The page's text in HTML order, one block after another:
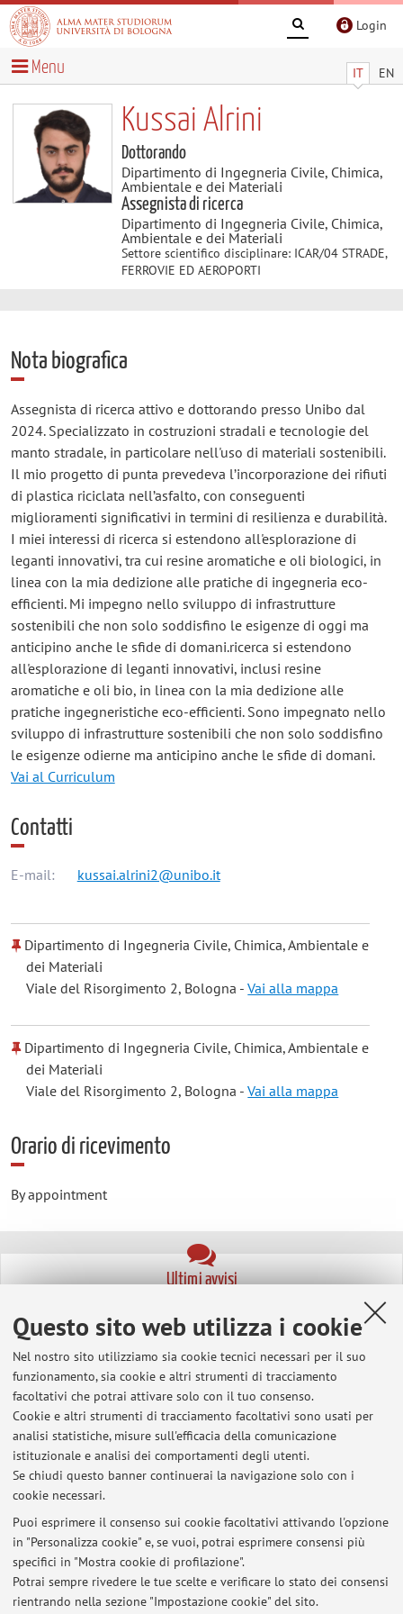
Questo sito web utilizza i cookie
Nel nostro sito utilizziamo sia cookie tecnici necessari per il suo
funzionamento, sia cookie e altri strumenti di tracciamento
facoltativi che potrai attivare solo con il tuo consenso.
Cookie e altri strumenti di tracciamento facoltativi sono usati per
analisi statistiche, misure sull'efficacia della comunicazione
istituzionale e analisi dei comportamenti degli utenti.
Se chiudi questo banner continuerai la navigazione solo con i
cookie necessari.
Puoi esprimere il consenso sui cookie facoltativi attivando l'opzione
in "Personalizza cookie" e, se vuoi, potrai esprimere consensi più
specifici in "Mostra cookie di profilazione".
Potrai sempre rivedere le tue scelte e verificare lo stato dei consensi
rientrando nella sezione "Impostazione cookie" del sito.
Login
IT EN
Menu
Kussai Alrini
Dottorando
Dipartimento di Ingegneria Civile, Chimica,
Ambientale e dei Materiali
Assegnista di ricerca
Dipartimento di Ingegneria Civile, Chimica,
Ambientale e dei Materiali
Settore scientifico disciplinare: ICAR/04 STRADE,
FERROVIE ED AEROPORTI
Nota biografica
Assegnista di ricerca attivo e dottorando presso Unibo dal
2024. Specializzato in costruzioni stradali e tecnologie del
manto stradale, in particolare nell'uso di materiali sostenibili.
Il mio progetto di punta prevedeva l’incorporazione dei rifiuti
di plastica riciclata nell’asfalto, con conseguenti
miglioramenti significativi in termini di resilienza e durabilità.
I miei interessi di ricerca si estendono all'esplorazione di
leganti innovativi, tra cui resine aromatiche e oli biologici, in
linea con la mia dedizione alle pratiche di ingegneria eco-
efficienti. Mi impegno nello sviluppo di infrastrutture
sostenibili che non solo soddisfino le esigenze di oggi ma
anticipino anche le sfide di domani.ricerca si estendono
all'esplorazione di leganti innovativi, inclusi resine
aromatiche e oli bio, in linea con la mia dedizione alle
pratiche ingegneristiche eco-efficienti. Sono impegnato nello
sviluppo di infrastrutture sostenibili che non solo soddisfino
le esigenze odierne ma anticipino anche le sfide di domani.
Vai al Curriculum
Contatti
E-mail: kussai.alrini2@unibo.it
Dipartimento di Ingegneria Civile, Chimica, Ambientale e
dei Materiali
Viale del Risorgimento 2, Bologna -Vai alla mappa
Dipartimento di Ingegneria Civile, Chimica, Ambientale e
dei Materiali
Viale del Risorgimento 2, Bologna -Vai alla mappa
Orario di ricevimento
By appointment
Ultimi avvisi
Al momento non sono presenti avvisi.
In evidenza
GreeNexUS Project Linkedin
Linkedin
Google Scholar